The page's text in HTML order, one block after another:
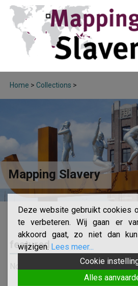
Home > Collections >
Mapping Slavery
featured
Deze website gebruikt cookies
te verbeteren. Wij gaan er
akkoord gaat, zo niet dan
wijzigen. Lees meer...
Cookie
Alles